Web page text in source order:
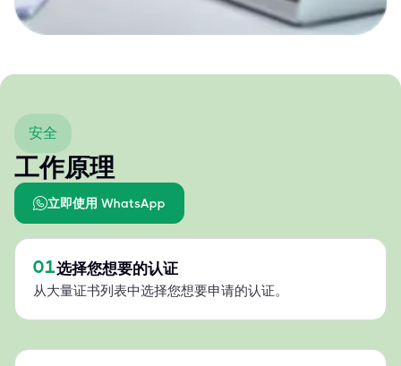
安全
工作原理
立即使用 WhatsApp
01选择您想要的认证
从大量证书列表中选择您想要申请的认证。